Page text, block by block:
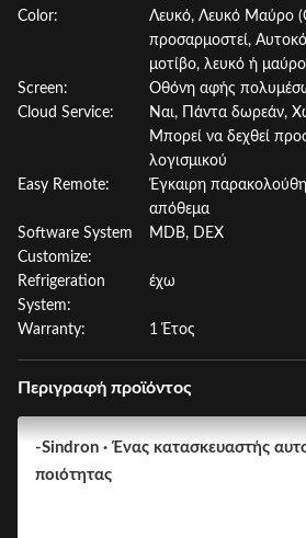
Color:
Λευκό, Λευκό Μαύρο
προσαρμοστεί,
μοτίβο, λευκό ή
Screen:
Οθόνη αφής
Cloud Service:
Ναι, Πάντα δωρεάν,
Μπορεί να δεχθεί
λογισμικού
Easy Remote:
Έγκαιρη
απόθεμα
Software System
Customize:
MDB, DEX
Refrigeration
System:
έχω
Warranty: 1 Έτος
Περιγραφή προϊόντος
-Sindron ∙ Ένας κατασκευαστής
ποιότητας